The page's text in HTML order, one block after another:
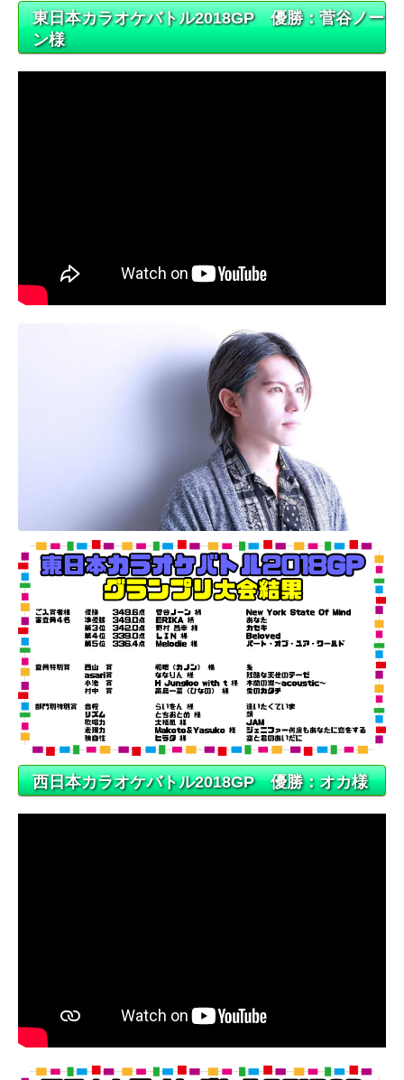
東日本カラオケバトル2018GP 優勝：菅谷ノー
ン様
西日本カラオケバトル2018GP 優勝：オカ様